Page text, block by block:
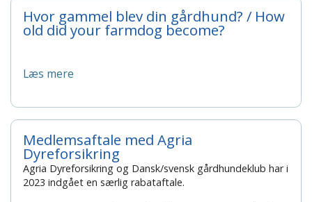
Hvor gammel blev din gårdhund? / How
old did your farmdog become?
Læs mere
Medlemsaftale med Agria
Dyreforsikring
Agria Dyreforsikring og Dansk/svensk gårdhundeklub har i
2023 indgået en særlig rabataftale.